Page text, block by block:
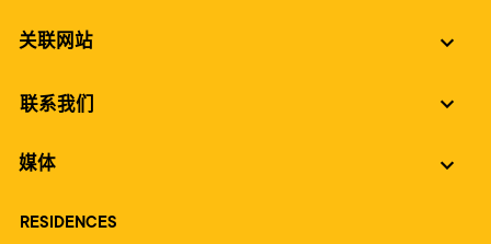
关联网站
联系我们
媒体
RESIDENCES